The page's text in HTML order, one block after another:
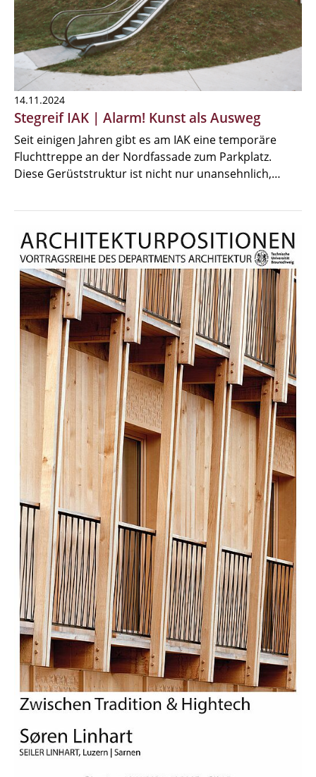
14.11.2024
Stegreif IAK | Alarm! Kunst als Ausweg
Seit einigen Jahren gibt es am IAK eine temporäre
Fluchttreppe an der Nordfassade zum Parkplatz.
Diese Gerüststruktur ist nicht nur unansehnlich,…